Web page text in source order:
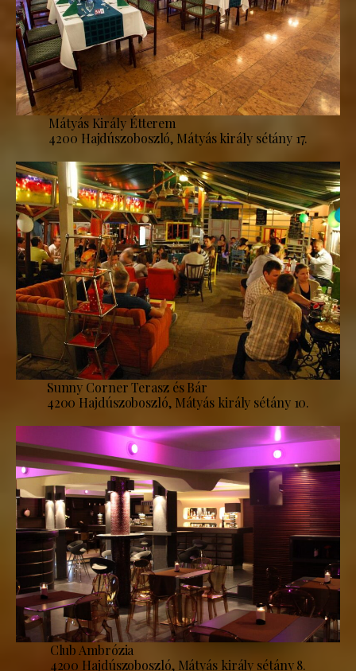
Mátyás Király Étterem
4200 Hajdúszoboszló, Mátyás király sétány 17.
Sunny Corner Terasz és Bár
4200 Hajdúszoboszló, Mátyás király sétány 10.
Club Ambrózia
4200 Hajdúszoboszló, Mátyás király sétány 8.